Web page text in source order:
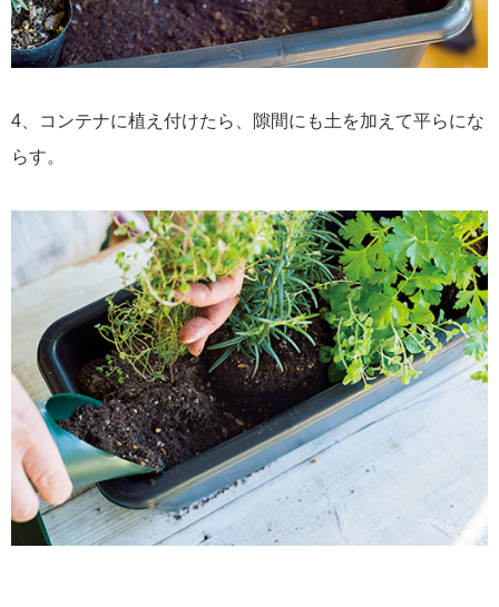
4、コンテナに植え付けたら、隙間にも土を加えて平らにな
らす。